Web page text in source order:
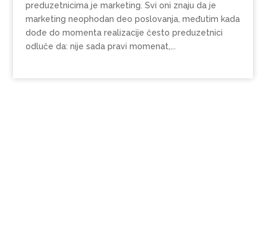
preduzetnicima je marketing. Svi oni znaju da je
marketing neophodan deo poslovanja, međutim kada
dođe do momenta realizacije često preduzetnici
odluče da: nije sada pravi momenat,...